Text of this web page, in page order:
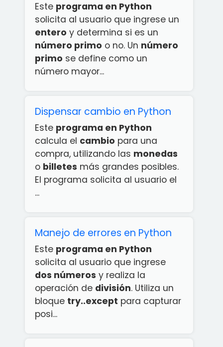
Este programa en Python
solicita al usuario que ingrese un
entero y determina si es un
número primo o no. Un número
primo se define como un
número mayor...
Dispensar cambio en Python
Este programa en Python
calcula el cambio para una
compra, utilizando las monedas
o billetes más grandes posibles.
El programa solicita al usuario el
...
Manejo de errores en Python
Este programa en Python
solicita al usuario que ingrese
dos números y realiza la
operación de división. Utiliza un
bloque try..except para capturar
posi...